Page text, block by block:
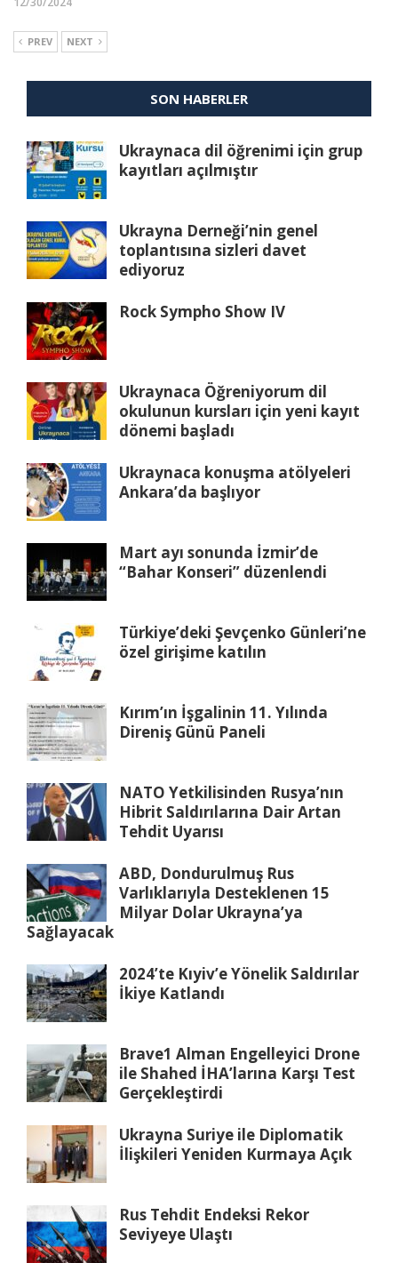
PREV NEXT
SON HABERLER
Ukraynaca dil öğrenimi için grup
kayıtları açılmıştır
Ukrayna Derneği’nin genel
toplantısına sizleri davet
ediyoruz
Rock Sympho Show IV
Ukraynaca Öğreniyorum dil
okulunun kursları için yeni kayıt
dönemi başladı
Ukraynaca konuşma atölyeleri
Ankara’da başlıyor
Mart ayı sonunda İzmir’de
“Bahar Konseri” düzenlendi
Türkiye’deki Şevçenko Günleri’ne
özel girişime katılın
Kırım’ın İşgalinin 11. Yılında
Direniş Günü Paneli
NATO Yetkilisinden Rusya’nın
Hibrit Saldırılarına Dair Artan
Tehdit Uyarısı
ABD, Dondurulmuş Rus
Varlıklarıyla Desteklenen 15
Milyar Dolar Ukrayna’ya
Sağlayacak
2024’te Kıyiv’e Yönelik Saldırılar
İkiye Katlandı
Brave1 Alman Engelleyici Drone
ile Shahed İHA’larına Karşı Test
Gerçekleştirdi
Ukrayna Suriye ile Diplomatik
İlişkileri Yeniden Kurmaya Açık
Rus Tehdit Endeksi Rekor
Seviyeye Ulaştı